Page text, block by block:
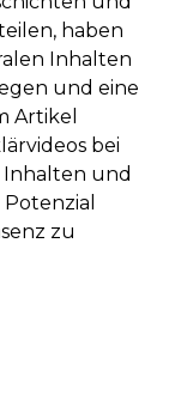
haben
Inhalten
und eine
Artikel
bei
und
zu